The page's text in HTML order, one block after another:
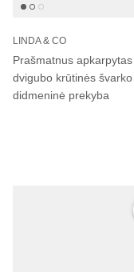
LINDA & CO
Prašmatnus apkarpytas
dvigubo krūtinės švarko
didmeninė prekyba